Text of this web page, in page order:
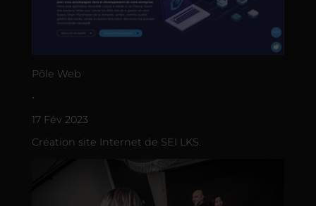
Põle Web
•
17 Fév 2023
Création site Internet de SEI LKS.